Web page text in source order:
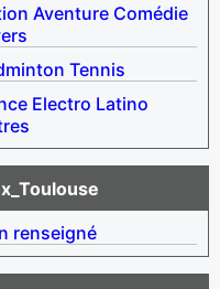
Aventure Comédie
Tennis
Electro Latino
renseigné